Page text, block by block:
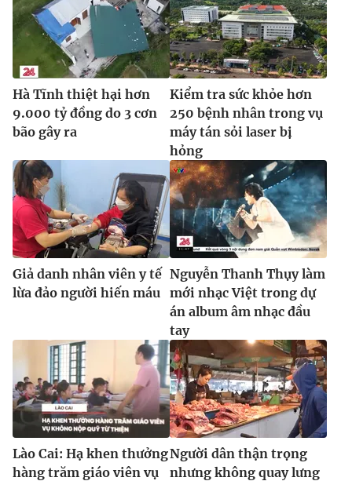
Hà Tĩnh thiệt hại hơn
9.000 tỷ đồng do 3 cơn
bão gây ra
Kiểm tra sức khỏe hơn
250 bệnh nhân trong vụ
máy tán sỏi laser bị
hỏng
Giả danh nhân viên y tế
lừa đảo người hiến máu
Nguyễn Thanh Thụy làm
mới nhạc Việt trong dự
án album âm nhạc đầu
tay
Lào Cai: Hạ khen thưởng
hàng trăm giáo viên vụ
Người dân thận trọng
nhưng không quay lưng